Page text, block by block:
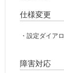
仕様変更
・設定ダイア
障害対応